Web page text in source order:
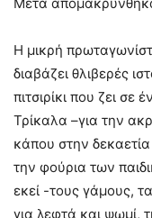
Η μικρή
διαβάζει θλιβερές
πιτσιρίκι που ζει
Τρίκαλα –για την
κάπου στην
την φούρια των
εκεί -τους γάμους,
για λεφτά και ψωμί,